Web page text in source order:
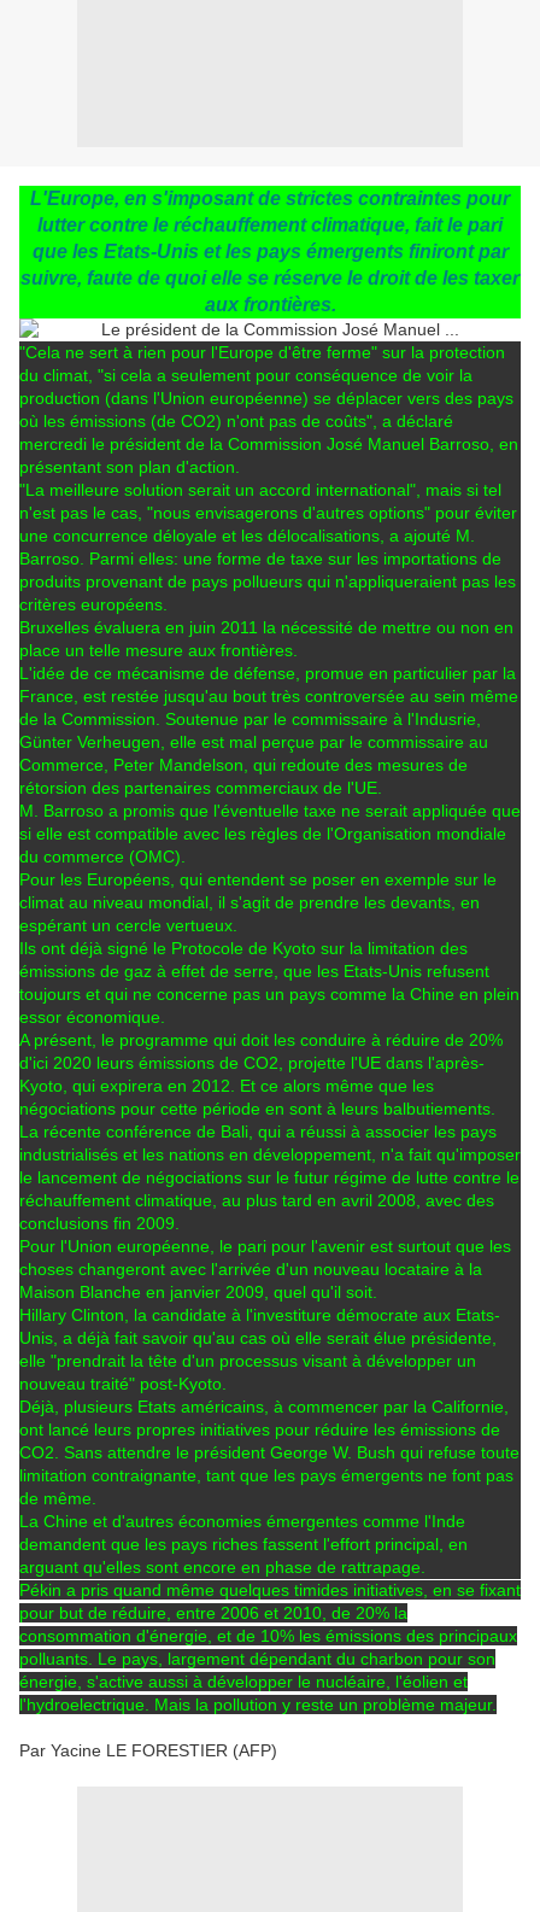
L'Europe, en s'imposant de strictes contraintes pour
lutter contre le réchauffement climatique, fait le pari
que les Etats-Unis et les pays émergents finiront par
suivre, faute de quoi elle se réserve le droit de les taxer
aux frontières.
"Cela ne sert à rien pour l'Europe d'être ferme" sur la protection
du climat, "si cela a seulement pour conséquence de voir la
production (dans l'Union européenne) se déplacer vers des pays
où les émissions (de CO2) n'ont pas de coûts", a déclaré
mercredi le président de la Commission José Manuel Barroso, en
présentant son plan d'action.
"La meilleure solution serait un accord international", mais si tel
n'est pas le cas, "nous envisagerons d'autres options" pour éviter
une concurrence déloyale et les délocalisations, a ajouté M.
Barroso. Parmi elles: une forme de taxe sur les importations de
produits provenant de pays pollueurs qui n'appliqueraient pas les
critères européens.
Bruxelles évaluera en juin 2011 la nécessité de mettre ou non en
place un telle mesure aux frontières.
L'idée de ce mécanisme de défense, promue en particulier par la
France, est restée jusqu'au bout très controversée au sein même
de la Commission. Soutenue par le commissaire à l'Indusrie,
Günter Verheugen, elle est mal perçue par le commissaire au
Commerce, Peter Mandelson, qui redoute des mesures de
rétorsion des partenaires commerciaux de l'UE.
M. Barroso a promis que l'éventuelle taxe ne serait appliquée que
si elle est compatible avec les règles de l'Organisation mondiale
du commerce (OMC).
Pour les Européens, qui entendent se poser en exemple sur le
climat au niveau mondial, il s'agit de prendre les devants, en
espérant un cercle vertueux.
Ils ont déjà signé le Protocole de Kyoto sur la limitation des
émissions de gaz à effet de serre, que les Etats-Unis refusent
toujours et qui ne concerne pas un pays comme la Chine en plein
essor économique.
A présent, le programme qui doit les conduire à réduire de 20%
d'ici 2020 leurs émissions de CO2, projette l'UE dans l'après-
Kyoto, qui expirera en 2012. Et ce alors même que les
négociations pour cette période en sont à leurs balbutiements.
La récente conférence de Bali, qui a réussi à associer les pays
industrialisés et les nations en développement, n'a fait qu'imposer
le lancement de négociations sur le futur régime de lutte contre le
réchauffement climatique, au plus tard en avril 2008, avec des
conclusions fin 2009.
Pour l'Union européenne, le pari pour l'avenir est surtout que les
choses changeront avec l'arrivée d'un nouveau locataire à la
Maison Blanche en janvier 2009, quel qu'il soit.
Hillary Clinton, la candidate à l'investiture démocrate aux Etats-
Unis, a déjà fait savoir qu'au cas où elle serait élue présidente,
elle "prendrait la tête d'un processus visant à développer un
nouveau traité" post-Kyoto.
Déjà, plusieurs Etats américains, à commencer par la Californie,
ont lancé leurs propres initiatives pour réduire les émissions de
CO2. Sans attendre le président George W. Bush qui refuse toute
limitation contraignante, tant que les pays émergents ne font pas
de même.
La Chine et d'autres économies émergentes comme l'Inde
demandent que les pays riches fassent l'effort principal, en
arguant qu'elles sont encore en phase de rattrapage.
Pékin a pris quand même quelques timides initiatives, en se fixant
pour but de réduire, entre 2006 et 2010, de 20% la
consommation d'énergie, et de 10% les émissions des principaux
polluants. Le pays, largement dépendant du charbon pour son
énergie, s'active aussi à développer le nucléaire, l'éolien et
l'hydroelectrique. Mais la pollution y reste un problème majeur.
Par Yacine LE FORESTIER (AFP)